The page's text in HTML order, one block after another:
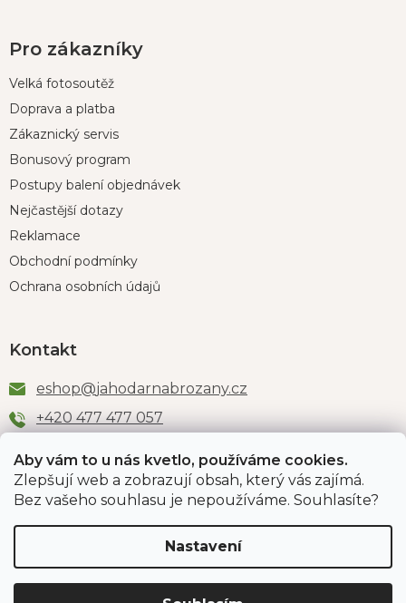
Aby vám to u nás kvetlo, používáme cookies.
Zlepšují web a zobrazují obsah, který vás zajímá.
Bez vašeho souhlasu je nepoužíváme. Souhlasíte?
Nastavení
Pro zákazníky
Velká fotosoutěž
Doprava a platba
Zákaznický servis
Bonusový program
Postupy balení objednávek
Nejčastější dotazy
Reklamace
Obchodní podmínky
Ochrana osobních údajů
Kontakt
eshop@jahodarnabrozany.cz
+420 477 477 057
Odběr newsletteru